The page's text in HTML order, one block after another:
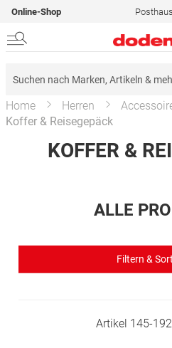
Online-Shop
Home Herren
Koffer & Reisegepäck
KOFFER &
ALLE
Filtern &
Artikel 145-192